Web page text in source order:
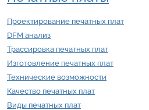
Проектирование печатных плат
DFM анализ
Трассировка печатных плат
Изготовление печатных плат
Технические возможности
Качество печатных плат
Виды печатных плат